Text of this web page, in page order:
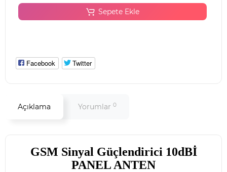
Sepete Ekle
Facebook Twitter
Açıklama Yorumlar 0
GSM Sinyal Güçlendirici 10dBİ
PANEL ANTEN